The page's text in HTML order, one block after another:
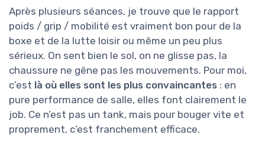
Après plusieurs séances, je trouve que le rapport
poids / grip / mobilité est vraiment bon pour de la
boxe et de la lutte loisir ou même un peu plus
sérieux. On sent bien le sol, on ne glisse pas, la
chaussure ne gêne pas les mouvements. Pour moi,
c’est là où elles sont les plus convaincantes : en
pure performance de salle, elles font clairement le
job. Ce n’est pas un tank, mais pour bouger vite et
proprement, c’est franchement efficace.